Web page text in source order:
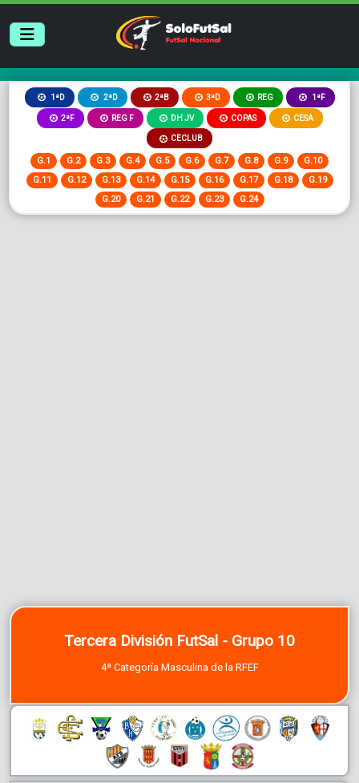
1ªD 2ªD 2ªB 3ªD REG 1ªF
2ªF REG F DH JV COPAS CESA
CECLUB
G.1 G.2 G.3 G.4 G.5 G.6 G.7 G.8 G.9
G.10
G.11
G.12 G.13 G.14 G.15 G.16 G.17 G.18
G.19
G.20
G.21 G.22 G.23 G.24
Tercera División FutSal - Grupo 10
4ª Categoría Masculina de la RFEF